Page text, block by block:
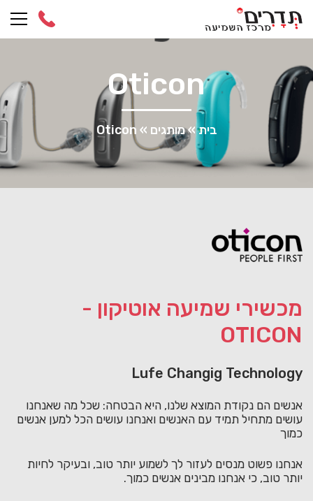
to
content
Oticon
בית»מותגים »
Oticon
מכשירי שמיעה אוטיקון -
OTICON
Lufe Changig Technology
אנשים הם נקודת המוצא שלנו, היא הבטחה: שכל מה שאנחנו
עושים מתחיל תמיד עם האנשים ואנחנו עושים הכל למען אנשים
כמוך
אנחנו פשוט מנסים לעזור לך לשמוע יותר טוב, ובעיקר לחיות
יותר טוב, כי אנחנו מבינים אנשים כמוך.